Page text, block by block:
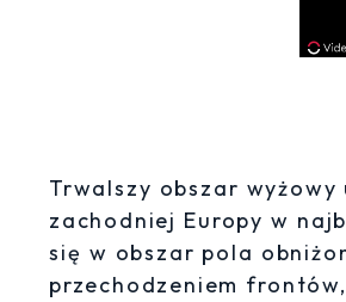
Trwalszy obszar
zachodniej Europy w
się w obszar pola
przechodzeniem